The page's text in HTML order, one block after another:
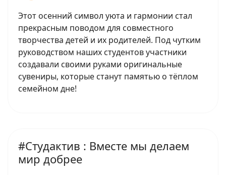
Этот осенний символ уюта и гармонии стал
прекрасным поводом для совместного
творчества детей и их родителей. Под чутким
руководством наших студентов участники
создавали своими руками оригинальные
сувениры, которые станут памятью о тёплом
семейном дне!
#Студактив : Вместе мы делаем
мир добрее